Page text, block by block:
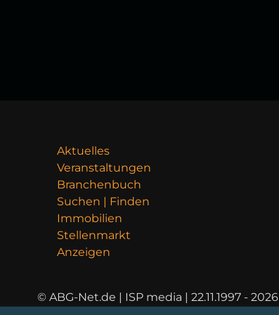
Aktuelles
Veranstaltungen
Branchenbuch
Suchen | Finden
Immobilien
Stellenmarkt
Anzeigen
© ABG-Net.de | ISP media | 22.11.1997 - 2026